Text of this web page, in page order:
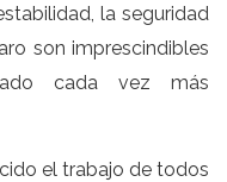
la seguridad
son imprescindibles
cada vez más
el trabajo de todos